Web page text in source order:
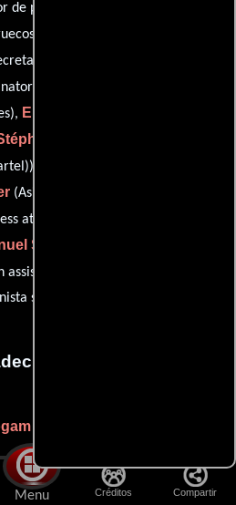
Menu Créditos Compartir
de producción),
de producción),
Emilie Maggiar
Martel
(Asistente de gerente de la unidad),
attache),
Sierra
assistant /driver) y
supervisor)
(Agradecimiento especial)
distribuidoras